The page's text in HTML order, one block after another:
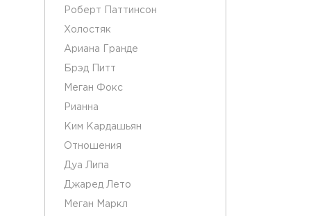
Роберт Паттинсон
Холостяк
Ариана Гранде
Брэд Питт
Меган Фокс
Рианна
Ким Кардашьян
Отношения
Дуа Липа
Джаред Лето
Меган Маркл